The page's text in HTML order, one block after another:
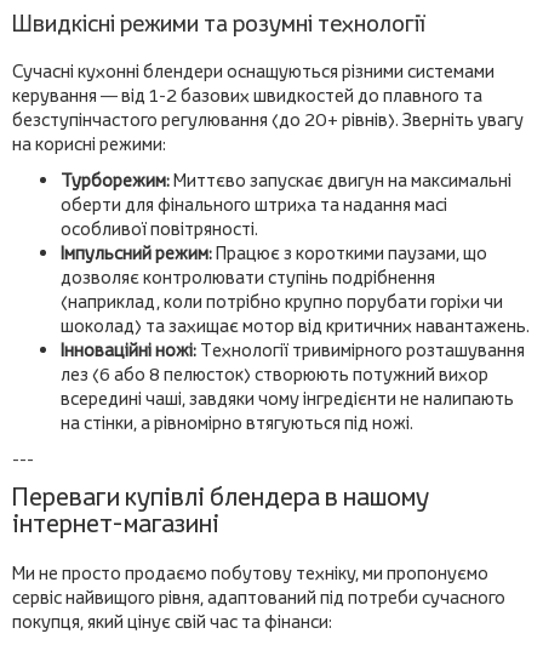
Швидкісні режими та розумні технології
Сучасні кухонні блендери оснащуються різними системами
керування — від 1-2 базових швидкостей до плавного та
безступінчастого регулювання (до 20+ рівнів). Зверніть увагу
на корисні режими:
Турборежим:Миттєво запускає двигун на максимальні
оберти для фінального штриха та надання масі
особливої повітряності.
Імпульсний режим:Працює з короткими паузами, що
дозволяє контролювати ступінь подрібнення
(наприклад, коли потрібно крупно порубати горіхи чи
шоколад) та захищає мотор від критичних навантажень.
Інноваційні ножі: Технології тривимірного розташування
лез (6 або 8 пелюсток) створюють потужний вихор
всередині чаші, завдяки чому інгредієнти не налипають
на стінки, а рівномірно втягуються під ножі.
---
Переваги купівлі блендера в нашому
інтернет-магазині
Ми не просто продаємо побутову техніку, ми пропонуємо
сервіс найвищого рівня, адаптований під потреби сучасного
покупця, який цінує свій час та фінанси: